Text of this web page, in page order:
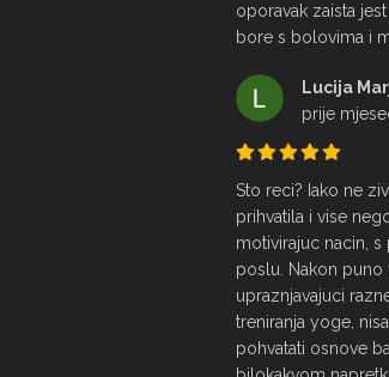
oporavak zaista
bore s bolovima i
Lucija
prije
Sto reci? Iako ne
prihvatila i vise
motivirajuc nacin,
poslu. Nakon
upraznjavajuci
treniranja yoge,
pohvatati osnove